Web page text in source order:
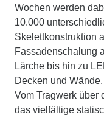
Wochen werden
10.000
Skelettkonstruktion
Fassadenschalung
Lärche bis hin zu
Decken und Wände.
Vom Tragwerk über
das vielfältige